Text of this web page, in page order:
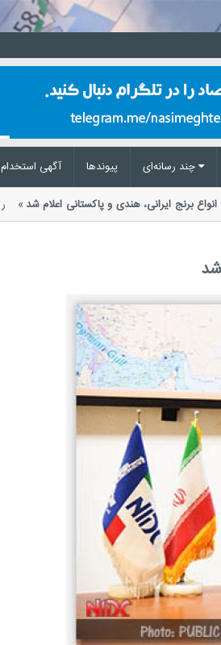
آگهی استخدام پیوند‌ها
انواع برنج ایرانی، هندی و پاکستانی اعلام شد
به تقاضا 2...